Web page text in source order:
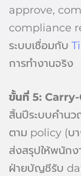
approve,
compliance
ระบบเชื่อมกับ
การทำงานจริง
ขั้นที่ 5:
สิ้นปีระบบคำน
ตาม policy (บ
ส่งสรุปให้พนักง
ฝ่ายบัญชีรับ